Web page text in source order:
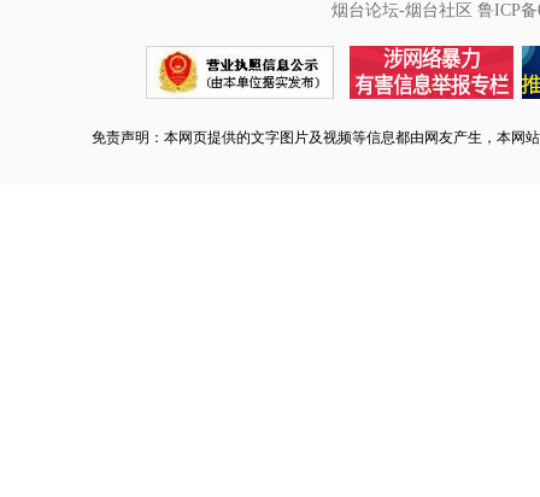
烟台论坛-烟台社区 鲁ICP备
免责声明：本网页提供的文字图片及视频等信息都由网友产生，本网